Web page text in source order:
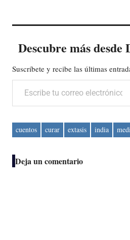
Descubre más desde
Suscríbete y recibe las últimas
Escribe tu correo electrónico…
cuentos curar extasis india
Deja un comentario